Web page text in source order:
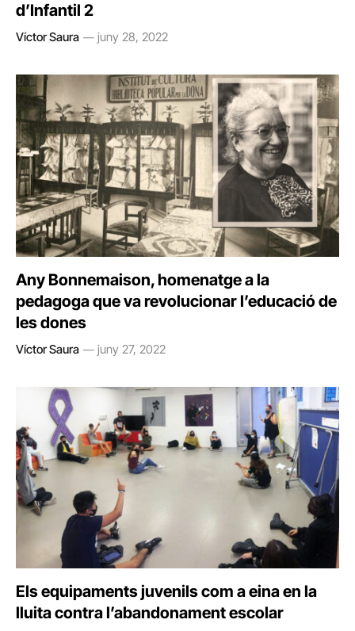
d’Infantil 2
Víctor Saura juny 28, 2022
Any Bonnemaison, homenatge a la
pedagoga que va revolucionar l’educació de
les dones
Víctor Saura juny 27, 2022
Els equipaments juvenils com a eina en la
lluita contra l’abandonament escolar